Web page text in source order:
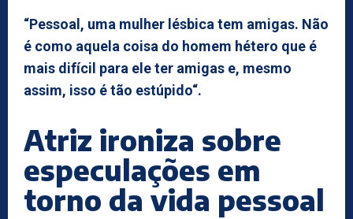
“Pessoal, uma mulher lésbica tem amigas. Não
é como aquela coisa do homem hétero que é
mais difícil para ele ter amigas e, mesmo
assim, isso é tão estúpido“.
Atriz ironiza sobre
especulações em
torno da vida pessoal